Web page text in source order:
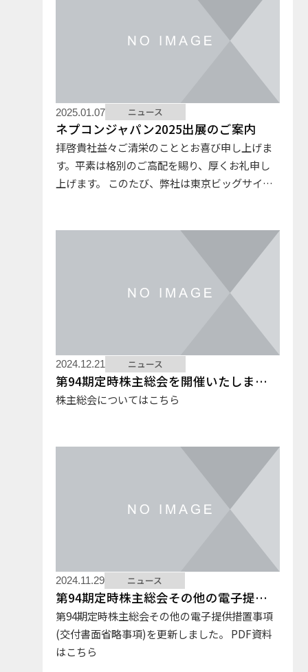
2025.01.07 ニュース
ネプコンジャパン2025出展のご案内
拝啓貴社益々ご清栄のこととお喜び申し上げま
す。平素は格別のご高配を賜り、厚くお礼申し
上げます。 このたび、弊社は東京ビッグサイト
2024.12.21 ニュース
第94期定時株主総会を開催いたしました。
株主総会についてはこちら
2024.11.29 ニュース
第94期定時株主総会その他の電子提供措置事項(交付書面省略事項)
第94期定時株主総会その他の電子提供措置事項
(交付書面省略事項)を更新しました。 PDF資料
はこちら